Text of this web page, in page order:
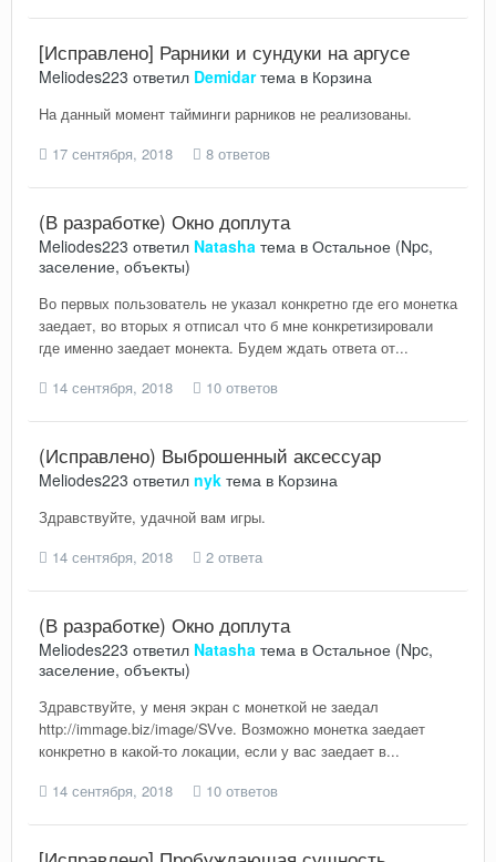
[Исправлено] Рарники и сундуки на аргусе
Meliodes223 ответил Demidarтема в Корзина
На данный момент тайминги рарников не реализованы.
17 сентября, 2018
8 ответов
(В разработке) Окно доплута
Meliodes223 ответил Natasha тема в Остальное (Npc,
заселение, объекты)
Во первых пользователь не указал конкретно где его монетка
заедает, во вторых я отписал что б мне конкретизировали
где именно заедает монекта. Будем ждать ответа от...
14 сентября, 2018
10 ответов
(Исправлено) Выброшенный аксессуар
Meliodes223 ответил nyk тема в Корзина
Здравствуйте, удачной вам игры.
14 сентября, 2018
2 ответа
(В разработке) Окно доплута
Meliodes223 ответил Natasha тема в Остальное (Npc,
заселение, объекты)
Здравствуйте, у меня экран с монеткой не заедал
http://immage.biz/image/SVve. Возможно монетка заедает
конкретно в какой-то локации, если у вас заедает в...
14 сентября, 2018
10 ответов